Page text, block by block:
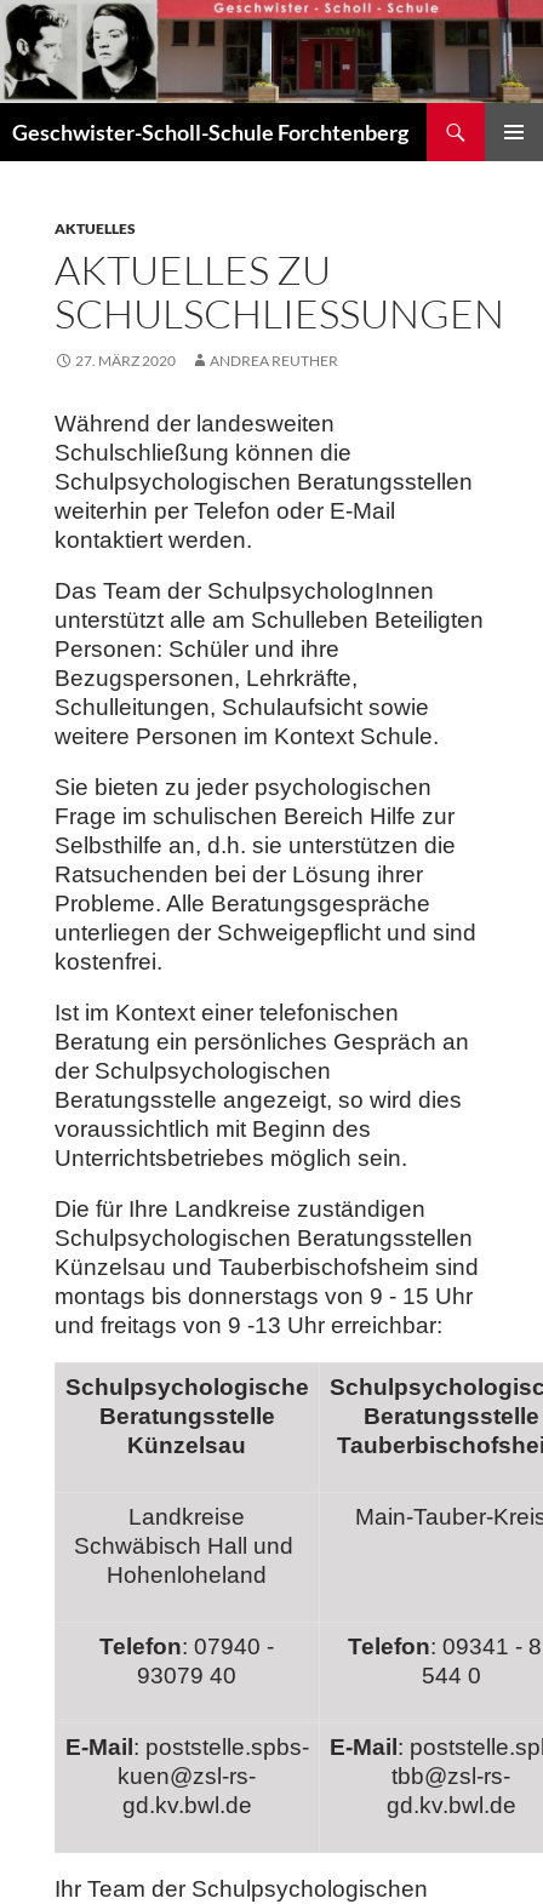
Zum
Inhalt
springen
Geschwister-Scholl-Schule Forchtenberg
AKTUELLES
AKTUELLES ZU
SCHULSCHLIESSUNGEN
27. MÄRZ 2020 ANDREA REUTHER
Während der landesweiten
Schulschließung können die
Schulpsychologischen Beratungsstellen
weiterhin per Telefon oder E-Mail
kontaktiert werden.
Das Team der SchulpsychologInnen
unterstützt alle am Schulleben Beteiligten
Personen: Schüler und ihre
Bezugspersonen, Lehrkräfte,
Schulleitungen, Schulaufsicht sowie
weitere Personen im Kontext Schule.
Sie bieten zu jeder psychologischen
Frage im schulischen Bereich Hilfe zur
Selbsthilfe an, d.h. sie unterstützen die
Ratsuchenden bei der Lösung ihrer
Probleme. Alle Beratungsgespräche
unterliegen der Schweigepflicht und sind
kostenfrei.
Ist im Kontext einer telefonischen
Beratung ein persönliches Gespräch an
der Schulpsychologischen
Beratungsstelle angezeigt, so wird dies
voraussichtlich mit Beginn des
Unterrichtsbetriebes möglich sein.
Die für Ihre Landkreise zuständigen
Schulpsychologischen Beratungsstellen
Künzelsau und Tauberbischofsheim sind
montags bis donnerstags von 9 - 15 Uhr
und freitags von 9 -13 Uhr erreichbar:
Schulpsychologische
Beratungsstelle
Künzelsau
Beratungsstelle
Landkreise
Schwäbisch Hall und
Hohenloheland
Main-Tauber-
Telefon: 07940 -
93079 40
Telefon: 09341 -
544 0
E-Mail : poststelle.spbs-
kuen@zsl-rs-
gd.kv.bwl.de
E-Mail :
tbb@zsl-rs-
gd.kv.bwl.de
Ihr Team der Schulpsychologischen